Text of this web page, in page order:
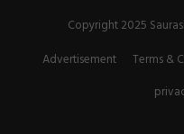
Copyright 2025
Advertisement
Terms &